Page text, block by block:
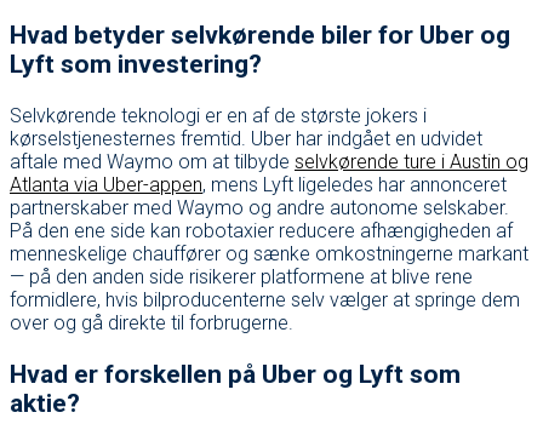
Hvad betyder selvkørende biler for Uber og
Lyft som investering?
Selvkørende teknologi er en af de største jokers i
kørselstjenesternes fremtid. Uber har indgået en udvidet
aftale med Waymo om at tilbyde selvkørende ture i Austin og
Atlanta via Uber-appen, mens Lyft ligeledes har annonceret
partnerskaber med Waymo og andre autonome selskaber.
På den ene side kan robotaxier reducere afhængigheden af
menneskelige chauffører og sænke omkostningerne markant
— på den anden side risikerer platformene at blive rene
formidlere, hvis bilproducenterne selv vælger at springe dem
over og gå direkte til forbrugerne.
Hvad er forskellen på Uber og Lyft som
aktie?